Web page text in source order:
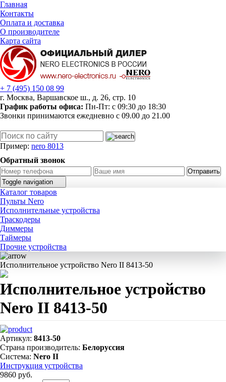
Главная
Контакты
Оплата и доставка
О производителе
Карта сайта
+ 7 (495) 150 08 99
г. Москва, Варшавское ш., д. 26, стр. 10
График работы офиса: Пн-Пт: c 09:30 до 18:30
Звонки принимаются ежедневно с 09.00 до 21.00
Пример: nero 8013
Обратный звонок
Отправить
Toggle navigation
Каталог товаров
Пульты Nero
Исполнительные устройства
Траскодеры
Диммеры
Таймеры
Прочие устройства
В корзине0товара
WAWexm21gGvQ
Главная
Системы управления по сети 220В
Система Nero II
Исполнительное устройство Nero II 8413-50
Исполнительное устройство
Nero II 8413-50
Артикул: 8413-50
Страна производитель: Белоруссия
Система: Nero II
Инструкция устройства
9860 руб.